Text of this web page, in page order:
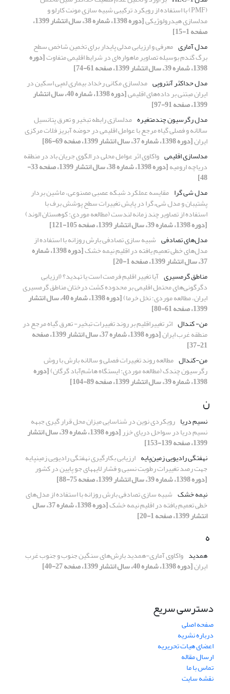
(PMF) با استفاده از رویکرد ترکیبی شبیه سازی مونت کارلو و
مدلسازی هیدرولوژیکی [دوره 1398، شماره 38، سال انتشار 1399،
صفحه 1-15]
مدل آماری معرفی و ارزیابی مدلی پایدار برای تخمین شاخص سطح
برگ گندم بوسیله تصاویر ماهواره‌ای در شرایط اقلیمی متفاوت[دوره
1398، شماره 39، سال انتشار 1399، صفحه 61-74]
مدل حداکثر آنتروپی مدلسازی مکانی رخداد بیماری لمپی اسکین در
ایران مبتنی بر داده‌های اقلیمی [دوره 1398، شماره 40، سال انتشار
1399، صفحه 91-97]
مدل رگرسیون چندمتغیره مدلسازی رابطه تبخیر و تعرق پتانسیل
سالانه و فصلی گیاه مرجع با عوامل اقلیمی در حوضه آبریز فلات مرکزی
ایران[دوره 1398، شماره 37، سال انتشار 1399، صفحه 69-86]
مدلسازی اقلیمی واکاوی اثر عوامل محلی در الگوی جریان باد در منطقه
دریاچه ارومیه [دوره 1398، شماره 38، سال انتشار 1399، صفحه 33-
48]
مدل شی گرا مقایسه عملکرد شبکه عصبی مصنوعی، ماشین بردار
پشتیبان و مدل شیءگرا در پایش تغییرات سطح پوشش برف با
استفاده از تصاویر چند زمانه لندست (مطالعه موردی: کوهستان الوند)
[دوره 1398، شماره 39، سال انتشار 1399، صفحه 105-121]
مدل‌های‌ تصادفی شبیه سازی تصادفی بارش روزانه با استفاده از
مدل‌های خطی تعمیم یافته در اقلیم نیمه خشک [دوره 1398، شماره
37، سال انتشار 1399، صفحه 1-20]
مناطق گرمسیری آیا تغییر اقلیم فرصت است یا تهدید؟ (ارزیابی
دگرگونی‌های محتمل اقلیمی بر محدوده کشت درختان مناطق گرمسیری
ایران، مطالعه موردی؛ نخل خرما) [دوره 1398، شماره 40، سال انتشار
1399، صفحه 61-80]
من- کندال اثر تغییراقلیم بر روند تغییرات تبخیر- تعرق گیاه مرجع در
منطقه‌ غرب ایران [دوره 1398، شماره 37، سال انتشار 1399، صفحه
21-37]
من-کندال مطالعه روند تغییرات فصلی و سالانه بارش با روش
رگرسیون چندک (مطالعه موردی: ایستگاه هاشم‌آباد گرگان)[دوره
1398، شماره 39، سال انتشار 1399، صفحه 89-104]
ن
نسیم دریا رویکردی نوین در شناسایی میزان محل قرار گیری جبهه
نسیم دریا در سواحل دریای خزر [دوره 1398، شماره 39، سال انتشار
1399، صفحه 139-153]
نهفتگی رادیویی زمین‌پایه ارزیابی بکارگیری نهفتگی رادیویی زمینپایه
جهت رصد تغییرات رطوبت نسبی و فشار لایههای جو پایین در کشور
[دوره 1398، شماره 39، سال انتشار 1399، صفحه 75-88]
نیمه خشک شبیه سازی تصادفی بارش روزانه با استفاده از مدل‌های
خطی تعمیم یافته در اقلیم نیمه خشک [دوره 1398، شماره 37، سال
انتشار 1399، صفحه 1-20]
ه
همدید واکاوی آماری-همدید بارش‌های سنگین جنوب و جنوب غرب
ایران[دوره 1398، شماره 40، سال انتشار 1399، صفحه 27-40]
دسترسی سریع
صفحه اصلی
درباره نشریه
اعضای هیات تحریریه
ارسال مقاله
تماس با ما
نقشه سایت